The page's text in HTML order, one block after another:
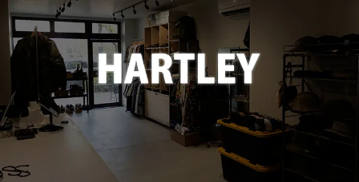
Dickies
DICKSON
Ebbets Field Flannels